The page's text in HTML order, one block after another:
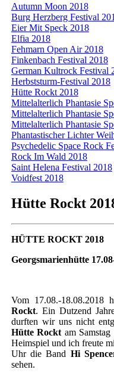
Autumn Moon 2018
Burg Herzberg Festival
Eier Mit Speck 2018
Elfia 2018
Fehmarn Open Air 2018
Finkenbach Festival 2018
German Kultrock Festival
Herbststurm-Festival 2018
Hütte Rockt 2018
Mittelalterlich Phantasie
Mittelalterlich Phantasie
Mittelalterlich Phantasie
Phantastischer Lichter
Psychedelic Space Rock
Rock Im Wald 2018
Saint Helena Festival 2018
Voidfest 2018
Hütte Rockt
HÜTTE ROCKT 2018
Georgsmarienhütte
Vom 17.08.-
Rockt. Ein Dutzend
durften wir uns nicht
Hütte Rockt am
Heimspiel und ich freute
Uhr die Band Hi
sehen.